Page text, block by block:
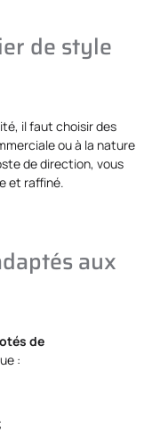
de style
il faut choisir des
ou à la nature
de direction, vous
et raffiné.
aux
de
: